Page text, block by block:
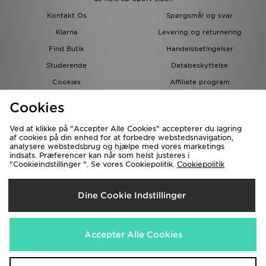
Kontakt Os
Spørgsmål og svar
Klarna
Levering og returnering
Find Butik
Handelsbetingelser
Studerende
Databeskyttelse
Cookies
Affiliate program
Forsendelse Til
Danmark
Vi accepterer de følgende betalingsmetoder
Cookies
Ved at klikke på "Accepter Alle Cookies" accepterer du lagring
af cookies på din enhed for at forbedre webstedsnavigation,
analysere webstedsbrug og hjælpe med vores marketings
indsats. Præferencer kan når som helst justeres i
"Cookieindstillinger ". Se vores Cookiepolitik. Cookiepolitik
Dine Cookie Indstillinger
Accepter Alle Cookies